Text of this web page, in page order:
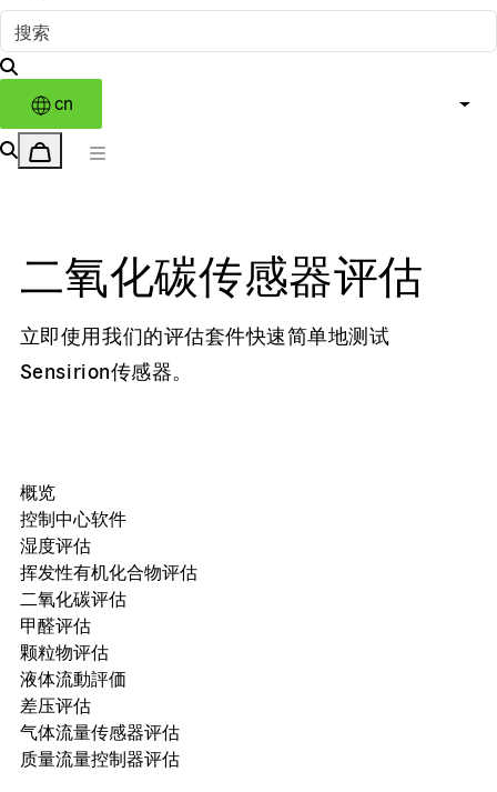
cn
二氧化碳传感器评估
立即使用我们的评估套件快速简单地测试
Sensirion传感器。
概览
控制中心软件
湿度评估
挥发性有机化合物评估
二氧化碳评估
甲醛评估
颗粒物评估
液体流動評価
差压评估
气体流量传感器评估
质量流量控制器评估